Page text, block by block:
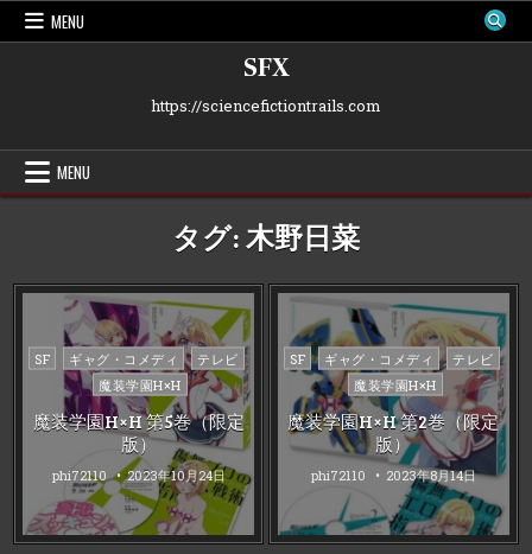
Skip
MENU
SFX
https://sciencefictiontrails.com
MENU
タグ:木野日菜
Posted
SF ギャグ・コメディ
テレビ
魔装学園H×H
魔装学園H×H 第5巻（限定
版）
phi72110 2023年10月24日
Posted
SF ギャグ・コメディ
テレビ
魔装学園H×H
魔装学園H×H 第2巻（限定
版）
phi72110 2023年8月14日